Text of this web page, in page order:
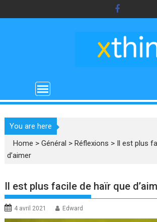
to
You are here
Home >Général >Réflexions > Il est plus
d’aimer
Il est plus facile de haïr que
4 avril 2021 Edward